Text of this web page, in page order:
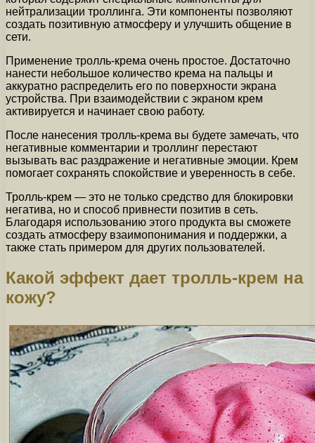
нейтрализации троллинга. Эти компоненты позволяют
создать позитивную атмосферу и улучшить общение в
сети.
Применение тролль-крема очень простое. Достаточно
нанести небольшое количество крема на пальцы и
аккуратно распределить его по поверхности экрана
устройства. При взаимодействии с экраном крем
активируется и начинает свою работу.
После нанесения тролль-крема вы будете замечать, что
негативные комментарии и троллинг перестают
вызывать вас раздражение и негативные эмоции. Крем
помогает сохранять спокойствие и уверенность в себе.
Тролль-крем — это не только средство для блокировки
негатива, но и способ привнести позитив в сеть.
Благодаря использованию этого продукта вы сможете
создать атмосферу взаимопонимания и поддержки, а
также стать примером для других пользователей.
Какой эффект дает тролль-крем на
кожу?